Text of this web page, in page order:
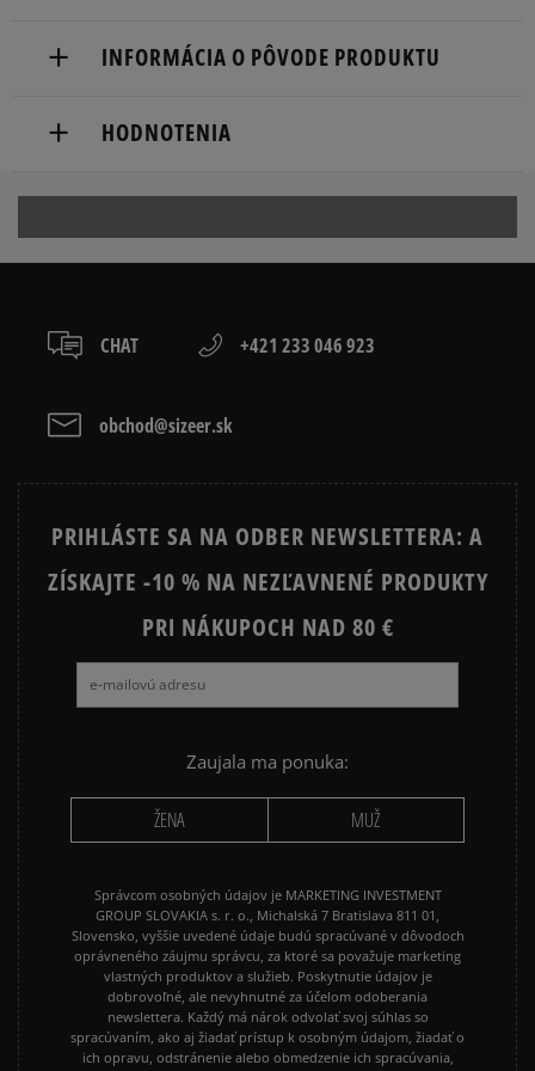
Dostupné spôsoby doručenia:
slovenská pošta - na adresu,
osobné prevzatie v predajni.
kartou,
INFORMÁCIA O PÔVODE PRODUKTU
ColosseumHODNOTENIA
CHAT +421 233 046 923
obchod@sizeer.sk
PRIHLÁSTE SA NA ODBER NEWSLETTERA: A
ZÍSKAJTE -10 % NA NEZĽAVNENÉ PRODUKTY
PRI NÁKUPOCH NAD 80 €
Zaujala ma ponuka:
ŽENA MUŽ
Správcom osobných údajov je MARKETING INVESTMENT
GROUP SLOVAKIA s. r. o., Michalská 7 Bratislava 811 01,
Slovensko, vyššie uvedené údaje budú spracúvané v dôvodoch
oprávneného záujmu správcu, za ktoré sa považuje marketing
vlastných produktov a služieb. Poskytnutie údajov je
dobrovoľné, ale nevyhnutné za účelom odoberania
newslettera. Každý má nárok odvolať svoj súhlas so
spracúvaním, ako aj žiadať prístup k osobným údajom, žiadať o
ich opravu, odstránenie alebo obmedzenie ich spracúvania,